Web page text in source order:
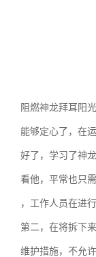
阻燃神龙拜耳阳
能够定心了，在
好了，学习了神
看他，平常也只
，工作人员在进
第二，在将拆下
维护措施，不允